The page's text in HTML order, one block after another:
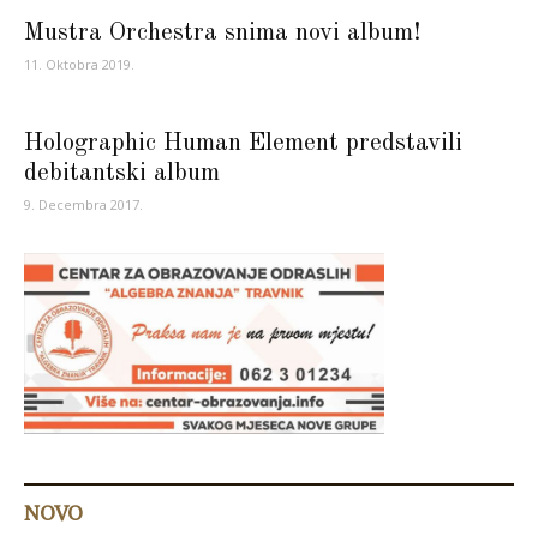
Mustra Orchestra snima novi album!
11. Oktobra 2019.
Holographic Human Element predstavili
debitantski album
9. Decembra 2017.
NOVO